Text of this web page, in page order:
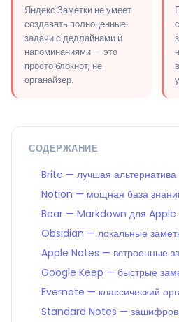
Яндекс.Заметки не умеет
создавать полноценные
задачи с дедлайнами и
напоминаниями — это
просто блокнот, не
органайзер.
СОДЕРЖАНИЕ
Brite — лучшая
Notion — мощная база
Bear — Markdown для Apple
Obsidian — локальные
Apple Notes — встроенные
Google Keep — быстрые
Evernote — классический
Standard Notes —